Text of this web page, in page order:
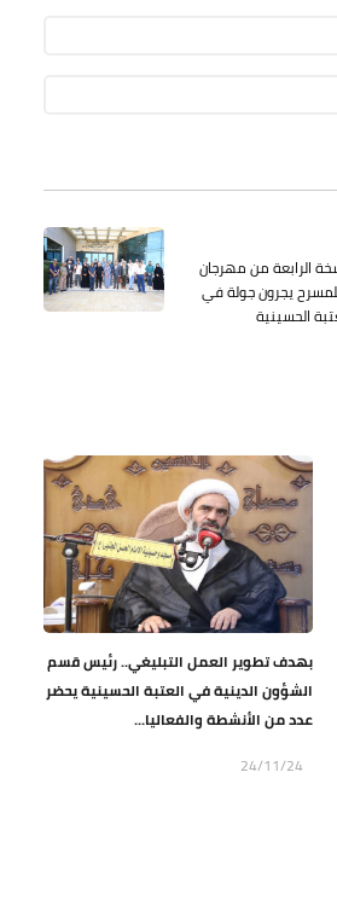
الرابعة من مهرجان
للمسرح يجرون جولة في
الحسينية
بهدف تطوير العمل التبليغي.. رئيس قسم
الشؤون الدينية في العتبة الحسينية يحضر
عدد من الأنشطة والفعاليا...
24/11/24